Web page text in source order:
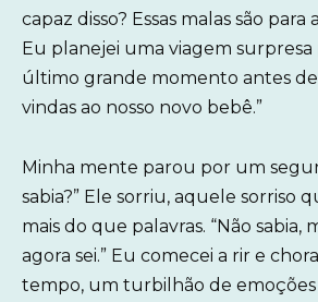
capaz disso? Essas malas são
Eu planejei uma viagem surpresa
último grande momento antes de
vindas ao nosso novo bebê.”
Minha mente parou por um
sabia?” Ele sorriu, aquele sorriso
mais do que palavras. “Não sabia,
agora sei.” Eu comecei a rir e
tempo, um turbilhão de